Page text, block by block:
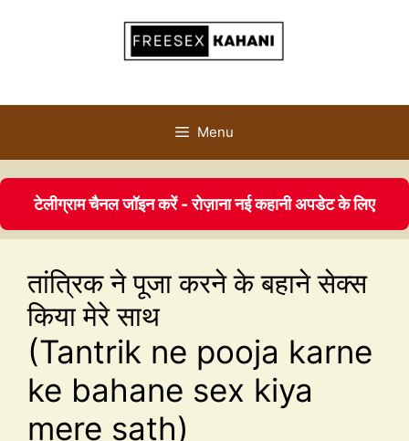
Menu
टेलीग्राम चैनल जॉइन करें - रोज़ाना नई कहानी अपडेट के लिए
तांत्रिक ने पूजा करने के बहाने सेक्स
किया मेरे साथ
(Tantrik ne pooja karne
ke bahane sex kiya
mere sath)